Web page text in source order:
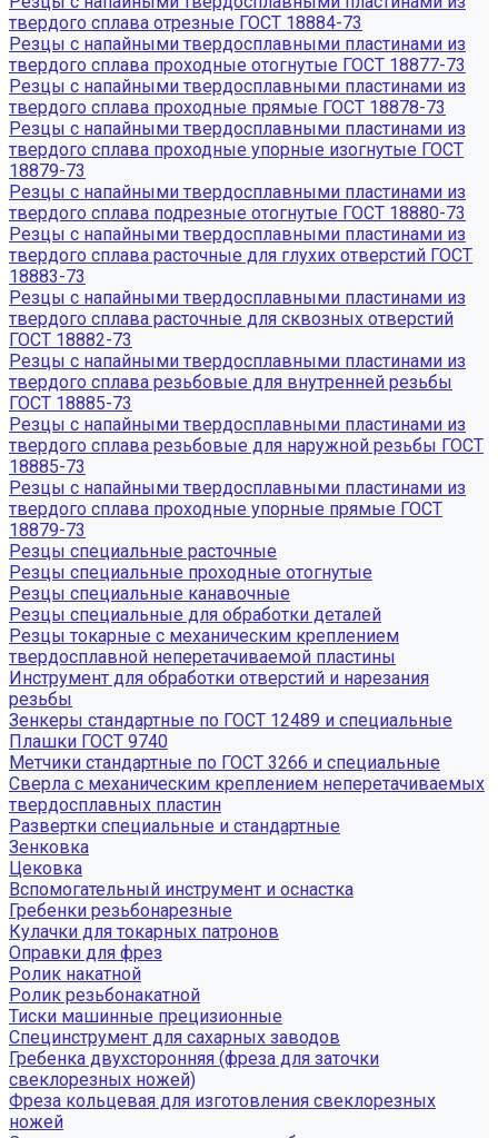
твердого сплава отрезные ГОСТ 18884-73
Резцы с напайными твердосплавными пластинами из
твердого сплава проходные отогнутые ГОСТ 18877-73
Резцы с напайными твердосплавными пластинами из
твердого сплава проходные прямые ГОСТ 18878-73
Резцы с напайными твердосплавными пластинами из
твердого сплава проходные упорные изогнутые ГОСТ
18879-73
Резцы с напайными твердосплавными пластинами из
твердого сплава подрезные отогнутые ГОСТ 18880-73
Резцы с напайными твердосплавными пластинами из
твердого сплава расточные для глухих отверстий ГОСТ
18883-73
Резцы с напайными твердосплавными пластинами из
твердого сплава расточные для сквозных отверстий
ГОСТ 18882-73
Резцы с напайными твердосплавными пластинами из
твердого сплава резьбовые для внутренней резьбы
ГОСТ 18885-73
Резцы с напайными твердосплавными пластинами из
твердого сплава резьбовые для наружной резьбы ГОСТ
18885-73
Резцы с напайными твердосплавными пластинами из
твердого сплава проходные упорные прямые ГОСТ
18879-73
Резцы специальные расточные
Резцы специальные проходные отогнутые
Резцы специальные канавочные
Резцы специальные для обработки деталей
Резцы токарные с механическим креплением
твердосплавной неперетачиваемой пластины
Инструмент для обработки отверстий и нарезания
резьбы
Зенкеры стандартные по ГОСТ 12489 и специальные
Плашки ГОСТ 9740
Метчики стандартные по ГОСТ 3266 и специальные
Сверла с механическим креплением неперетачиваемых
твердосплавных пластин
Развертки специальные и стандартные
Зенковка
Цековка
Вспомогательный инструмент и оснастка
Гребенки резьбонарезные
Кулачки для токарных патронов
Оправки для фрез
Ролик накатной
Ролик резьбонакатной
Тиски машинные прецизионные
Специнструмент для сахарных заводов
Гребенка двухсторонняя (фреза для заточки
свеклорезных ножей)
Фреза кольцевая для изготовления свеклорезных
ножей